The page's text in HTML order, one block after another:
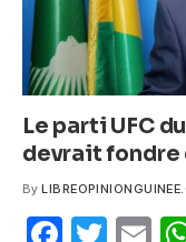
Le parti UFC
devrait fondre
By